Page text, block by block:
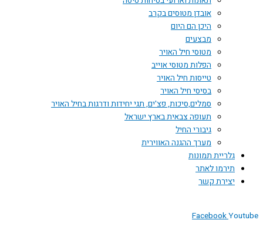
אובדן מטוסים בקרב
היכן הם היום
מבצעים
מטוסי חיל האויר
הפלות מטוסי אוייב
טייסות חיל האויר
בסיסי חיל האויר
סמלים,סיכות, פצ'ים, תגי יחידות ודרגות בחיל האויר
תעופה צבאית בארץ ישראל
גיבורי החיל
מערך ההגנה האווירית
גלריית תמונות
תירמו לאתר
יצירת קשר
FacebookYoutube